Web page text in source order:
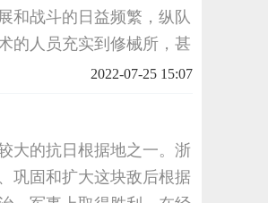
和战斗的日益频繁，纵队
的人员充实到修械所，甚
外，也在内部广泛开展多
2022-07-25 15:07
大的抗日根据地之一。浙
巩固和扩大这块敌后根据